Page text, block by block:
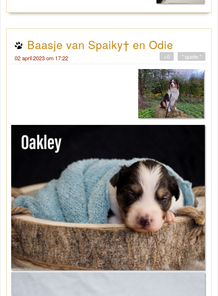
Baasje van Spaiky† en Odie
02 april 2023 om 17:22 " quote "
+0